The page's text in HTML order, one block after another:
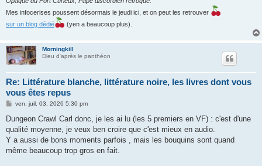
Mes infocerises poussent désormais le jeudi ici, et on peut les retrouver
sur un blog dédié
(yen a beaucoup plus).
Morningkill
Dieu d'après le panthéon
Re: Littérature blanche, littérature noire, les livres dont vous
vous êtes repus
M
s
a
g
ven. juil. 03, 2026 5:30 pm
Dungeon Crawl Carl donc, je les ai lu (les 5 premiers en VF) : c'est d'une
qualité moyenne, je veux ben croire que c'est mieux en audio.
Y a aussi de bons moments parfois , mais les bouquins sont quand
même beaucoup trop gros en fait.